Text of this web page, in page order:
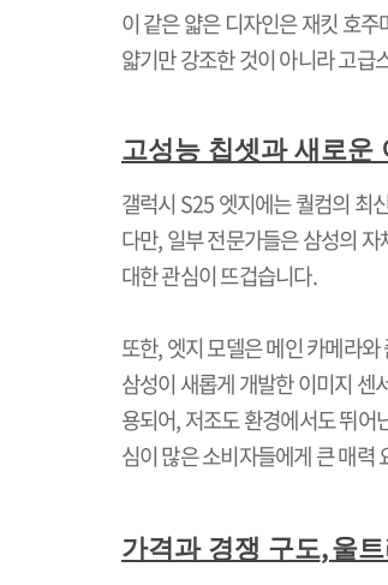
이 같은 얇은 디자인은 재킷 호
얇기만 강조한 것이 아니라 고급
고성능 칩셋과 새로운
갤럭시 S25엣지에는 퀄컴의 최
다만,일부 전문가들은 삼성의
대한 관심이 뜨겁습니다.
또한,엣지 모델은 메인 카메라
삼성이 새롭게 개발한 이미지 센
용되어,저조도 환경에서도 뛰어
심이 많은 소비자들에게 큰 매력
가격과 경쟁 구도,울